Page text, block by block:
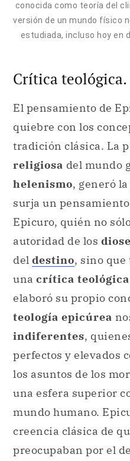
conocida como teoría del
versión de un mundo físico
estudiada, incluso hoy en
Crítica teológica.
El pensamiento de
quiebre con los
tradición clásica. La
religiosa del mundo
helenismo, generó
surja un
Epicuro, quién no
autoridad de los
del destino, sino
una crítica teológica
elaboró su propio
teología epicúrea
indiferentes,
perfectos y elevados
los asuntos de los
una esfera superior
mundo humano.
creencia clásica de
preocupaban por el